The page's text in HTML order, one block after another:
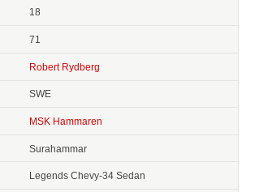
18
71
Robert Rydberg
SWE
MSK Hammaren
Surahammar
Legends Chevy-34 Sedan